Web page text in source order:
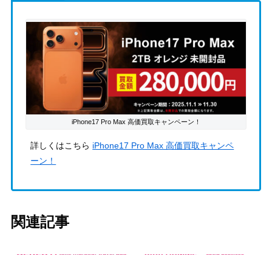
iPhone17 Pro Max 高価買取キャンペーン！
詳しくはこちら iPhone17 Pro Max 高価買取キャンペ
ーン！
関連記事